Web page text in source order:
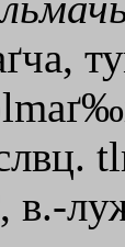
в.-